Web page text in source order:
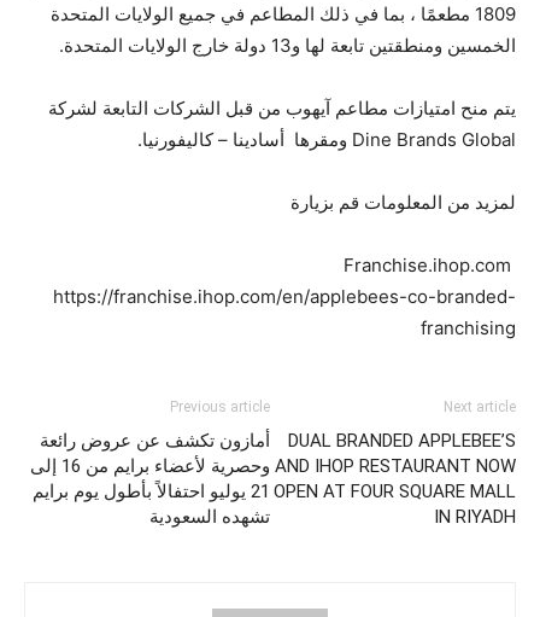
1809 مطعمًا ، بما في ذلك المطاعم في جميع الولايات المتحدة
الخمسين ومنطقتين تابعة لها و13 دولة خارج الولايات المتحدة.
يتم منح امتيازات مطاعم آيهوب من قبل الشركات التابعة لشركة
Dine Brands Global ومقرها أسادينا – كاليفورنيا.
لمزيد من المعلومات قم بزيارة
Franchise.ihop.com
https://franchise.ihop.com/en/applebees-co-branded-
franchising
Previous article
أمازون تكشف عن عروض رائعة
وحصرية لأعضاء برايم من 16 إلى
21 يوليو احتفالاً بأطول يوم برايم
تشهده السعودية
Next article
DUAL BRANDED APPLEBEE’S
AND IHOP RESTAURANT NOW
OPEN AT FOUR SQUARE MALL
IN RIYADH